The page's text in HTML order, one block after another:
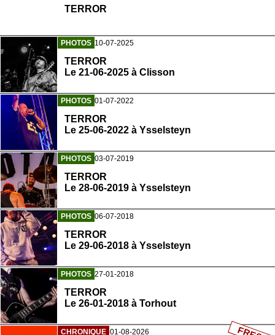
TERROR
PHOTOS 10-07-2025
TERROR
Le 21-06-2025 à Clisson
PHOTOS 01-07-2022
TERROR
Le 25-06-2022 à Ysselsteyn
PHOTOS 03-07-2019
TERROR
Le 28-06-2019 à Ysselsteyn
PHOTOS 06-07-2018
TERROR
Le 29-06-2018 à Ysselsteyn
PHOTOS 27-01-2018
TERROR
Le 26-01-2018 à Torhout
CHRONIQUE 01-08-2026